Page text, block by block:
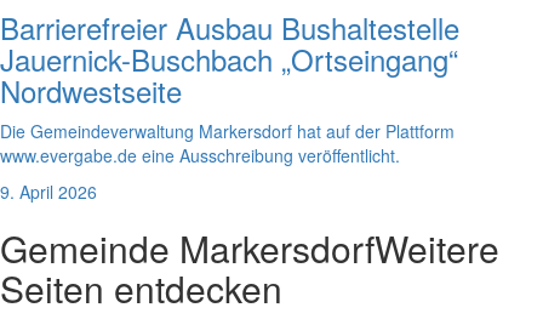
Barrierefreier Ausbau Bushaltestelle
Jauernick-Buschbach „Ortseingang“
Nordwestseite
Die Gemeindeverwaltung Markersdorf hat auf der Plattform
www.evergabe.de eine Ausschreibung veröffentlicht.
9. April 2026
Gemeinde MarkersdorfWeitere
Seiten entdecken